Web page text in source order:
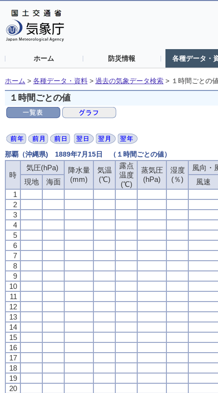
ホーム 防災情報 各種データ・
ホーム > 各種データ・資料 > 過去の気象データ検索 > １時間ごとの
１時間ごとの値
那覇（沖縄県) 1889年7月15日 （１時間ごとの値）
時
気圧(hPa)
降水量
(mm)
気温
(℃)
露点
温度
(℃)
蒸気圧
(hPa)
湿度
(％)
風向・
現地
海面
風速
1
2
3
4
5
6
7
8
9
10
11
12
13
14
15
16
17
18
19
20
時
気圧(hPa)
降水量
(mm)
気温
(℃)
露点
温度
(℃)
蒸気圧
(hPa)
湿度
(％)
風向・
現地
海面
風速
1
2
3
4
5
6
7
8
9
10
11
12
13
14
15
16
17
18
19
20
時
気圧(hPa)
降水量
(mm)
気温
(℃)
露点
温度
(℃)
蒸気圧
(hPa)
湿度
(％)
風向・
現地
海面
風速
1
2
3
4
5
6
7
8
9
10
11
12
13
14
15
16
17
18
19
20
時
気圧(hPa)
降水量
(mm)
気温
(℃)
露点
温度
(℃)
蒸気圧
(hPa)
湿度
(％)
風向・
現地
海面
風速
1
2
3
4
5
6
7
8
9
10
11
12
13
14
15
16
17
18
19
20